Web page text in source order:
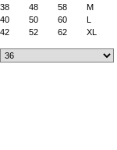
38
48 58
M
40
50 60
L
42
52 62 XL